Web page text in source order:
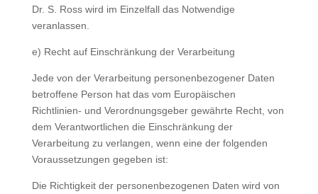
Dr. S. Ross wird im Einzelfall das Notwendige
veranlassen.
e) Recht auf Einschränkung der Verarbeitung
Jede von der Verarbeitung personenbezogener Daten
betroffene Person hat das vom Europäischen
Richtlinien- und Verordnungsgeber gewährte Recht, von
dem Verantwortlichen die Einschränkung der
Verarbeitung zu verlangen, wenn eine der folgenden
Voraussetzungen gegeben ist:
Die Richtigkeit der personenbezogenen Daten wird von